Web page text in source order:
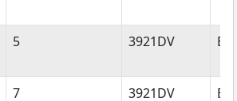
5 3921DV
7 3921DV